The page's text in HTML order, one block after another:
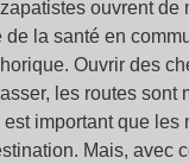
ouvrent de
de la santé en
Ouvrir des
les routes sont
est important que les
Mais, avec